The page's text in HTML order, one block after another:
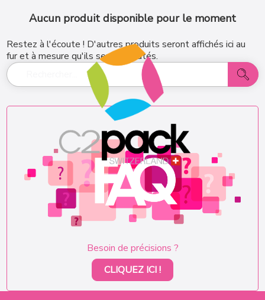
Besoin de précisions ?
CLIQUEZ ICI !
Aucun produit disponible pour le moment
Restez à l'écoute ! D'autres produits seront affichés ici au
fur et à mesure qu'ils seront ajoutés.